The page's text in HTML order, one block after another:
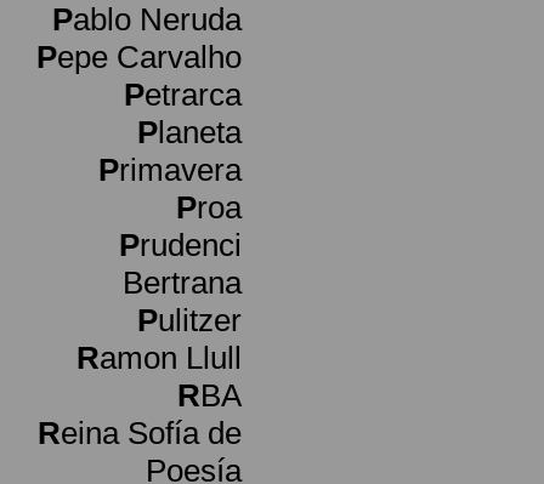
Pablo Neruda
Pepe Carvalho
Petrarca
Planeta
Primavera
Proa
Prudenci
Bertrana
Pulitzer
Ramon Llull
RBA
Reina Sofía de
Poesía